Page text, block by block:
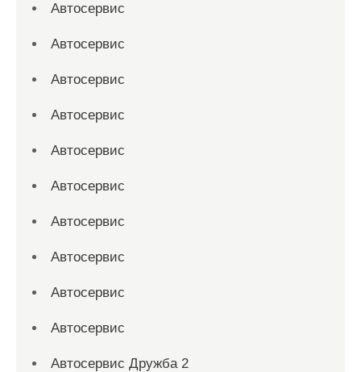
Автосервис
Автосервис
Автосервис
Автосервис
Автосервис
Автосервис
Автосервис
Автосервис
Автосервис
Автосервис
Автосервис Дружба 2